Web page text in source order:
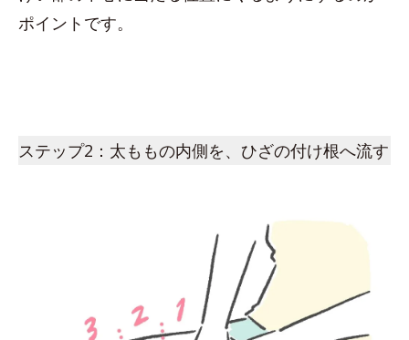
ポイントです。
ステップ2：太ももの内側を、ひざの付け根へ流す